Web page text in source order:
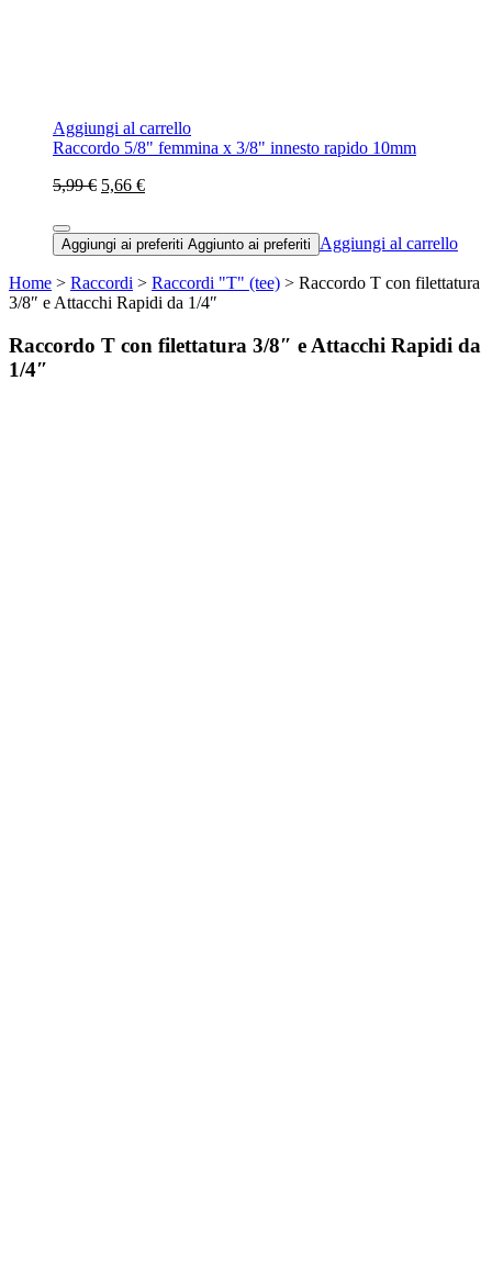
Aggiungi al carrello
Raccordo 5/8" femmina x 3/8" innesto rapido 10mm
5,99 € 5,66 €
Aggiungi ai preferiti Aggiunto ai preferiti Aggiungi al carrello
Home > Raccordi > Raccordi "T" (tee) > Raccordo T con filettatura
3/8″ e Attacchi Rapidi da 1/4″
Raccordo T con filettatura 3/8″ e Attacchi Rapidi da
1/4″